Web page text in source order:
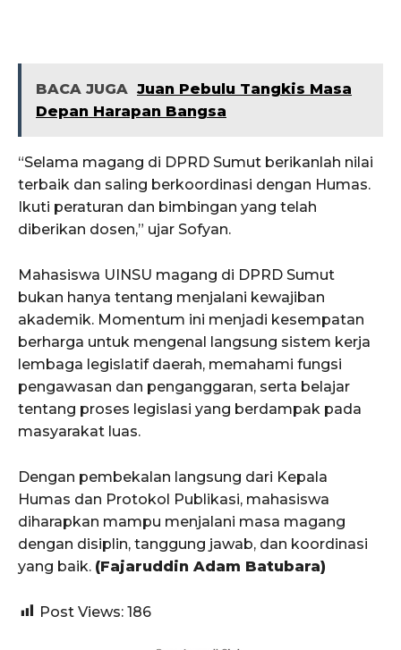
BACA JUGA Juan Pebulu Tangkis Masa
Depan Harapan Bangsa
“Selama magang di DPRD Sumut berikanlah nilai
terbaik dan saling berkoordinasi dengan Humas.
Ikuti peraturan dan bimbingan yang telah
diberikan dosen,” ujar Sofyan.
Mahasiswa UINSU magang di DPRD Sumut
bukan hanya tentang menjalani kewajiban
akademik. Momentum ini menjadi kesempatan
berharga untuk mengenal langsung sistem kerja
lembaga legislatif daerah, memahami fungsi
pengawasan dan penganggaran, serta belajar
tentang proses legislasi yang berdampak pada
masyarakat luas.
Dengan pembekalan langsung dari Kepala
Humas dan Protokol Publikasi, mahasiswa
diharapkan mampu menjalani masa magang
dengan disiplin, tanggung jawab, dan koordinasi
yang baik. (Fajaruddin Adam Batubara)
Post Views: 186